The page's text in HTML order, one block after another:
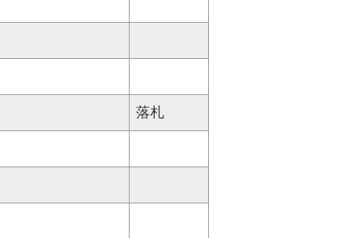
落札